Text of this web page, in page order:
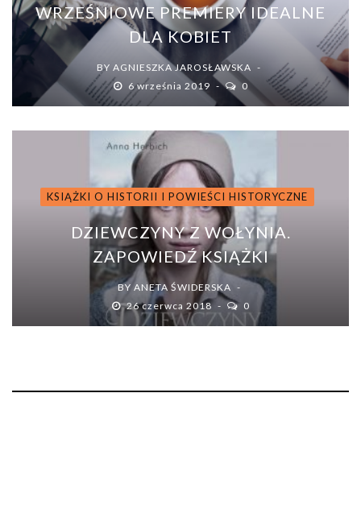
WRZEŚNIOWE PREMIERY IDEALNE
DLA KOBIET
BY AGNIESZKA JAROSŁAWSKA
6 września 2019
0
KSIĄŻKI O HISTORII I POWIEŚCI HISTORYCZNE
DZIEWCZYNY Z WOŁYNIA.
ZAPOWIEDŹ KSIĄŻKI
BY ANETA ŚWIDERSKA
26 czerwca 2018
0